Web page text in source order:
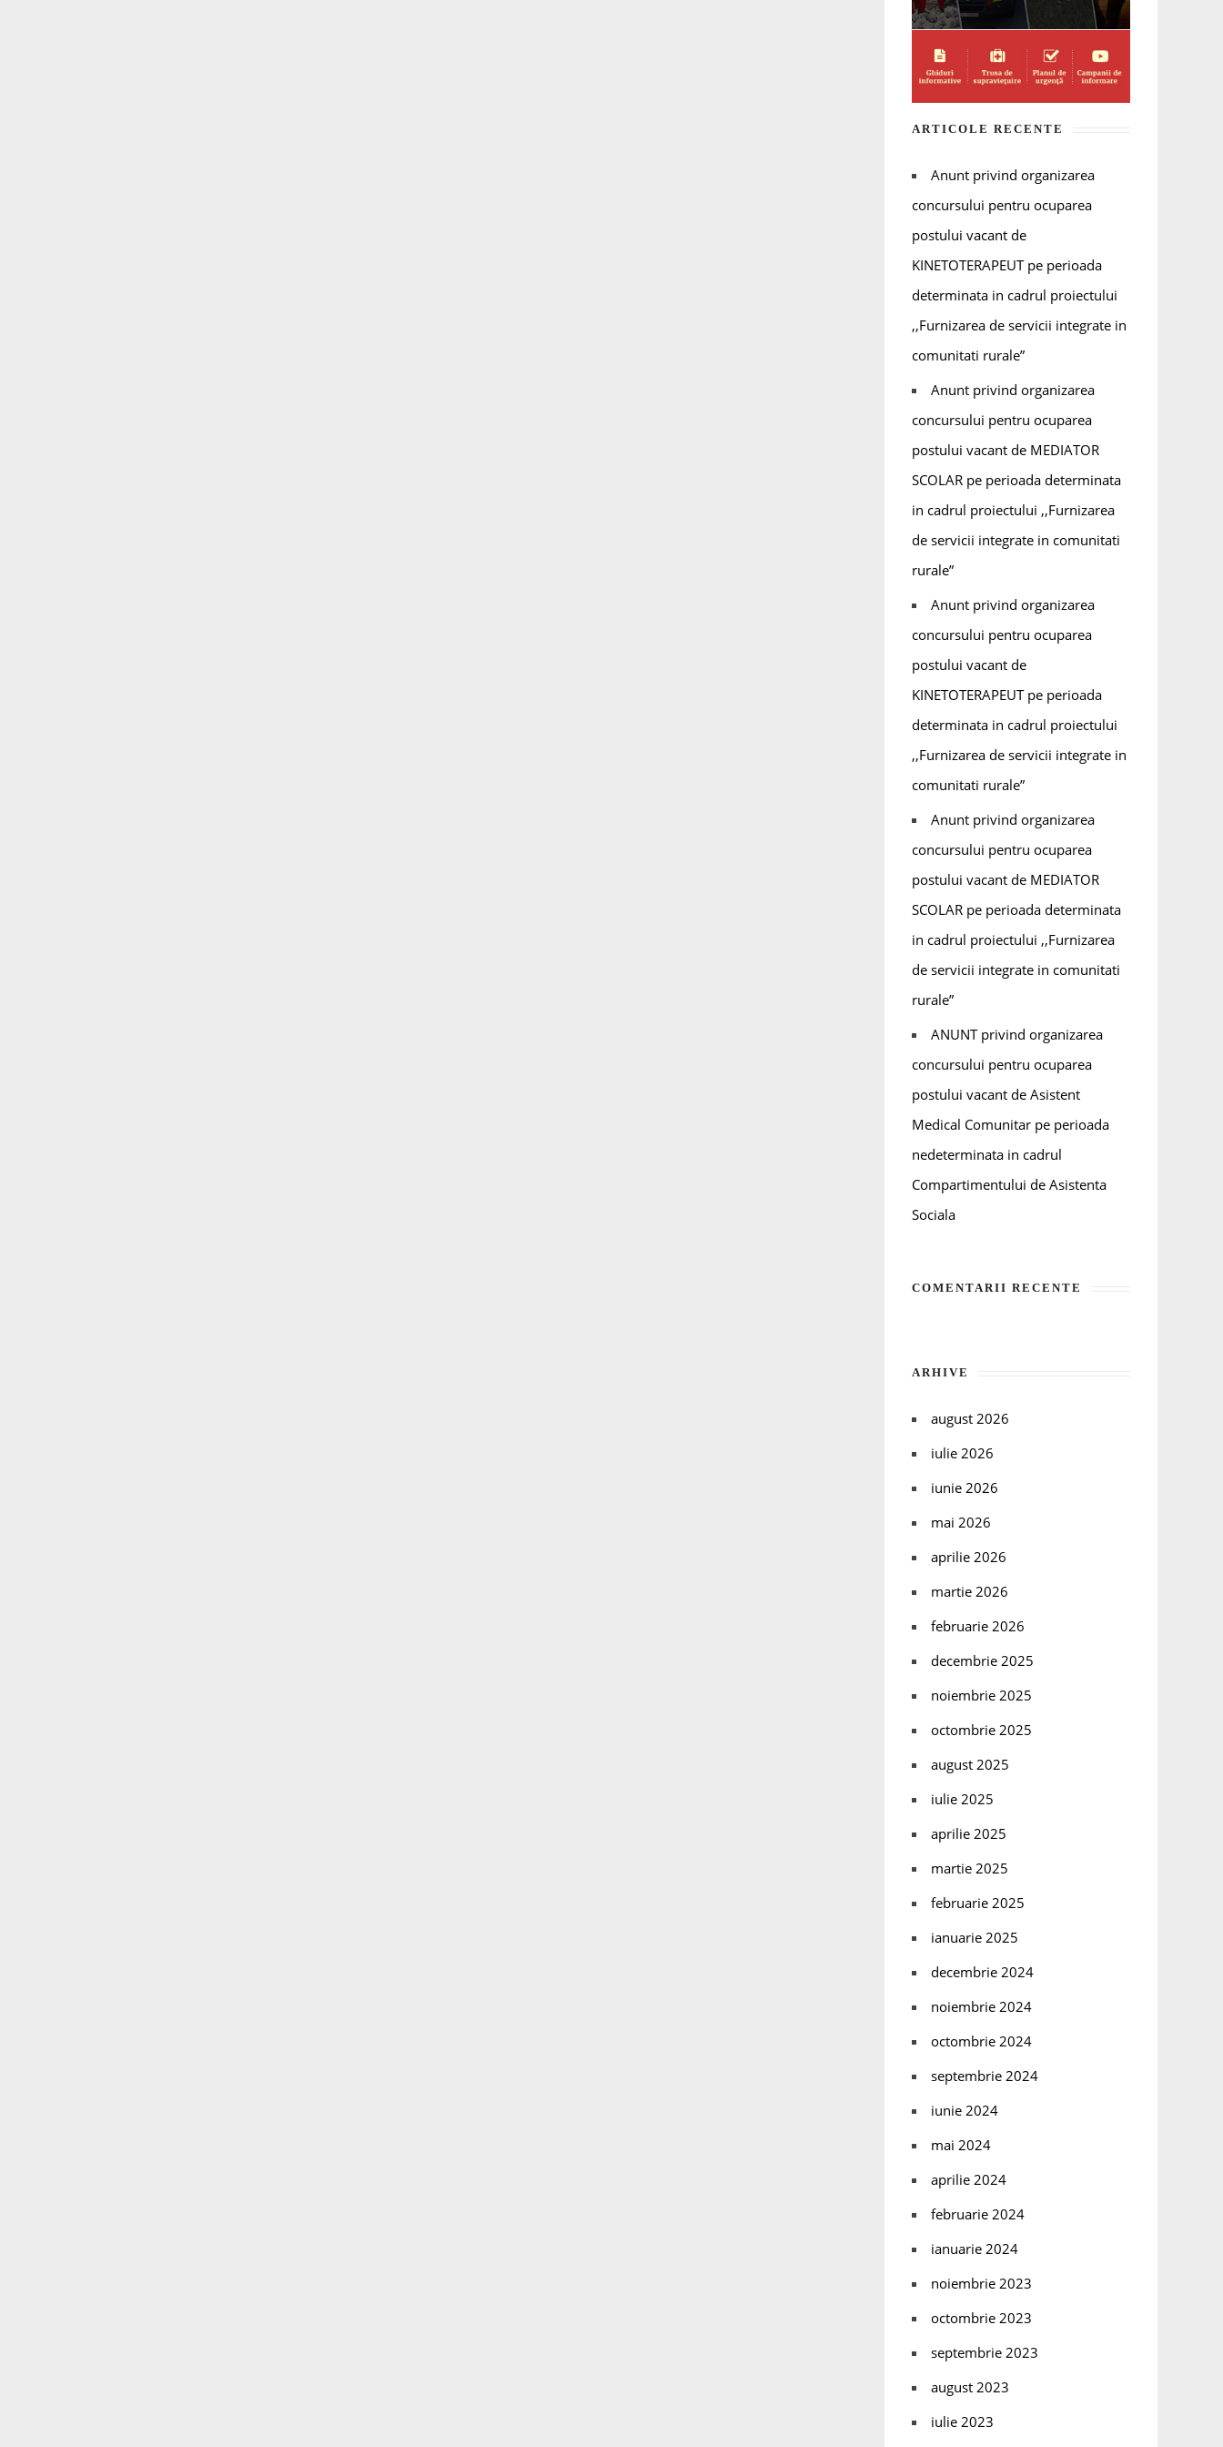
ARTICOLE RECENTE
Anunt privind organizarea
concursului pentru ocuparea
postului vacant de
KINETOTERAPEUT pe perioada
determinata in cadrul proiectului
,,Furnizarea de servicii integrate in
comunitati rurale”
Anunt privind organizarea
concursului pentru ocuparea
postului vacant de MEDIATOR
SCOLAR pe perioada determinata
in cadrul proiectului ,,Furnizarea
de servicii integrate in comunitati
rurale”
Anunt privind organizarea
concursului pentru ocuparea
postului vacant de
KINETOTERAPEUT pe perioada
determinata in cadrul proiectului
,,Furnizarea de servicii integrate in
comunitati rurale”
Anunt privind organizarea
concursului pentru ocuparea
postului vacant de MEDIATOR
SCOLAR pe perioada determinata
in cadrul proiectului ,,Furnizarea
de servicii integrate in comunitati
rurale”
ANUNT privind organizarea
concursului pentru ocuparea
postului vacant de Asistent
Medical Comunitar pe perioada
nedeterminata in cadrul
Compartimentului de Asistenta
Sociala
COMENTARII RECENTE
ARHIVE
august 2026
iulie 2026
iunie 2026
mai 2026
aprilie 2026
martie 2026
februarie 2026
decembrie 2025
noiembrie 2025
octombrie 2025
august 2025
iulie 2025
aprilie 2025
martie 2025
februarie 2025
ianuarie 2025
decembrie 2024
noiembrie 2024
octombrie 2024
septembrie 2024
iunie 2024
mai 2024
aprilie 2024
februarie 2024
ianuarie 2024
noiembrie 2023
octombrie 2023
septembrie 2023
august 2023
iulie 2023